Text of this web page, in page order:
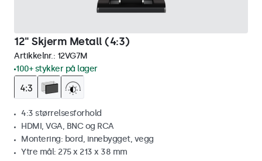
12" Skjerm Metall (4:3)
Artikkelnr.: 12VG7M
100+ stykker på lager
4:3 størrelsesforhold
HDMI, VGA, BNC og RCA
Montering: bord, innebygget, vegg
Ytre mål: 275 x 213 x 38 mm